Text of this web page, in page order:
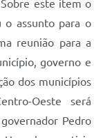
este item o
o assunto para o
reunião para a
governo e
dos municípios
Oeste será
Pedro